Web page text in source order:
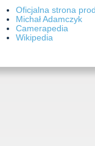
Oficjalna strona
Michał Adamczyk
Camerapedia
Wikipedia